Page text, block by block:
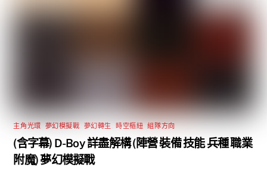
主角光環 夢幻模擬戰 夢幻轉生 ,時空樞紐 ,組隊方向
(含字幕) D-Boy 詳盡解構 (陣營 裝備 技能 兵種 職業
附魔) 夢幻模擬戰